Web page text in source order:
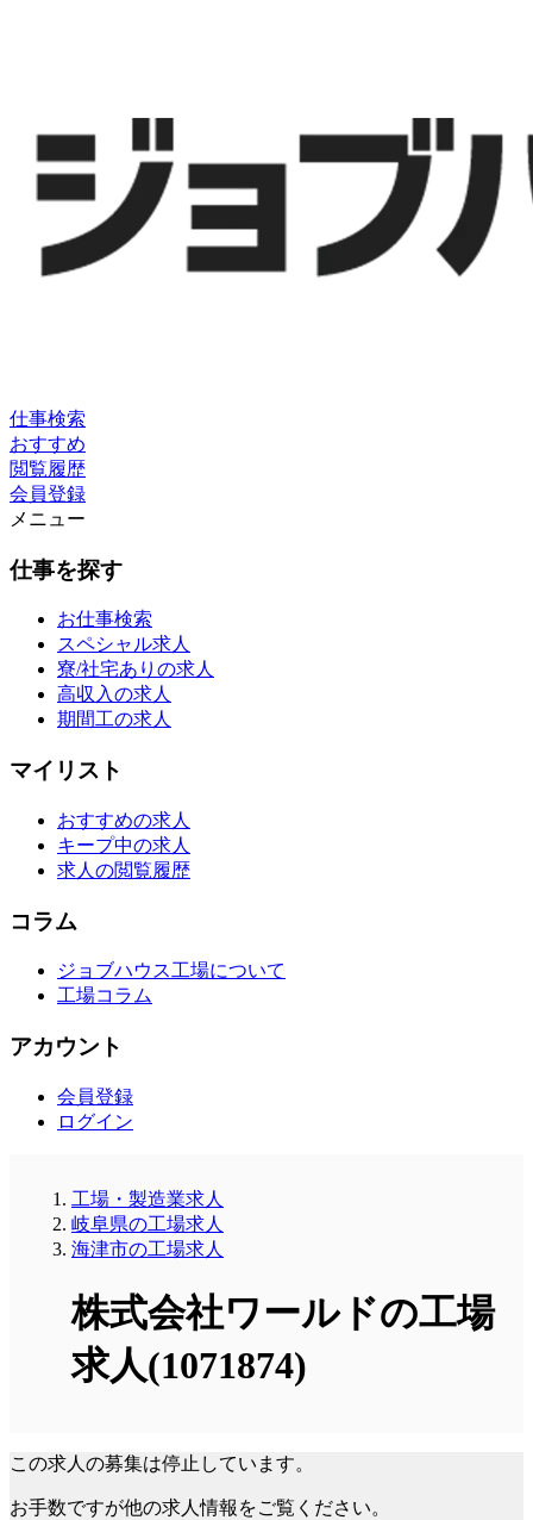
仕事検索
おすすめ
閲覧履歴
会員登録
メニュー
仕事を探す
お仕事検索
スペシャル求人
寮/社宅ありの求人
高収入の求人
期間工の求人
マイリスト
おすすめの求人
キープ中の求人
求人の閲覧履歴
コラム
ジョブハウス工場について
工場コラム
アカウント
会員登録
ログイン
工場・製造業求人
岐阜県の工場求人
海津市の工場求人
株式会社ワールドの工場
求人(1071874)
この求人の募集は停止しています。
お手数ですが他の求人情報をご覧ください。